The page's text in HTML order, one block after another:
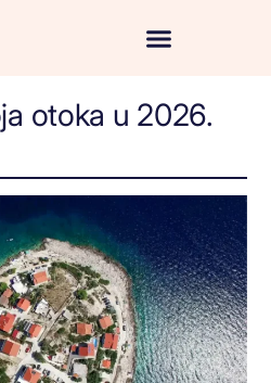
otoka u 2026.